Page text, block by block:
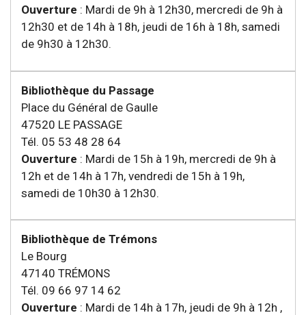
Ouverture : Mardi de 9h à 12h30, mercredi de 9h à
12h30 et de 14h à 18h, jeudi de 16h à 18h, samedi
de 9h30 à 12h30.
Bibliothèque du Passage
Place du Général de Gaulle
47520 LE PASSAGE
Tél. 05 53 48 28 64
Ouverture : Mardi de 15h à 19h, mercredi de 9h à
12h et de 14h à 17h, vendredi de 15h à 19h,
samedi de 10h30 à 12h30.
Bibliothèque de Trémons
Le Bourg
47140 TRÉMONS
Tél. 09 66 97 14 62
Ouverture : Mardi de 14h à 17h, jeudi de 9h à 12h ,